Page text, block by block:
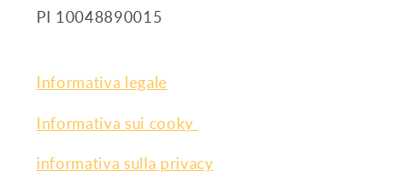
PI 10048890015
Informativa legale
Informativa sui cooky
informativa sulla privacy